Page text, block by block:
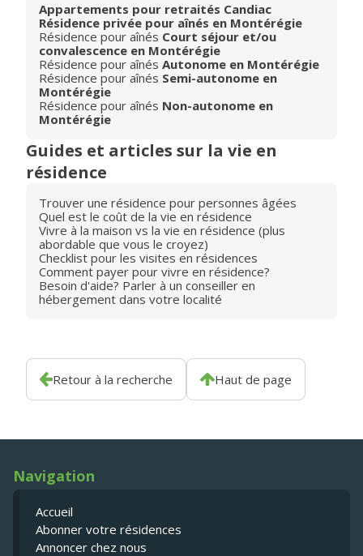
Appartements pour retraités Candiac
Résidence privée pour aînés en Montérégie
Résidence pour aînés Court séjour et/ou
convalescence en Montérégie
Résidence pour aînés Autonome en Montérégie
Résidence pour aînés Semi-autonome en
Montérégie
Résidence pour aînés Non-autonome en
Montérégie
Guides et articles sur la vie en
résidence
Trouver une résidence pour personnes âgées
Quel est le coût de la vie en résidence
Vivre à la maison vs la vie en résidence (plus
abordable que vous le croyez)
Checklist pour les visites en résidences
Comment payer pour vivre en résidence?
Besoin d'aide? Parler à un conseiller en
hébergement dans votre localité
Retour à la recherche Haut de page
Navigation
Accueil
Abonner votre résidences
Annoncer chez nous